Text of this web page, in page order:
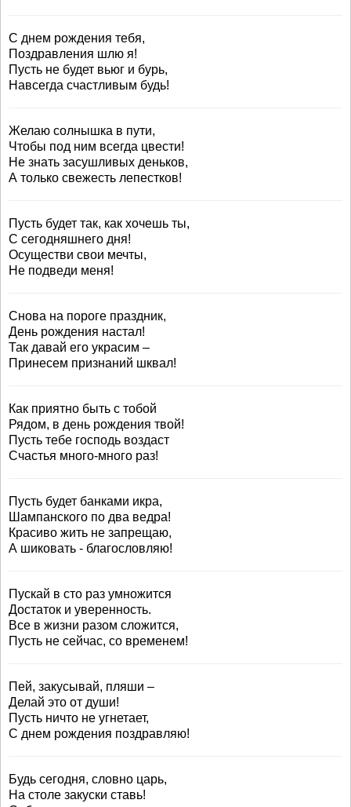
С днем рождения тебя,
Поздравления шлю я!
Пусть не будет вьюг и бурь,
Навсегда счастливым будь!
Желаю солнышка в пути,
Чтобы под ним всегда цвести!
Не знать засушливых деньков,
А только свежесть лепестков!
Пусть будет так, как хочешь ты,
С сегодняшнего дня!
Осуществи свои мечты,
Не подведи меня!
Снова на пороге праздник,
День рождения настал!
Так давай его украсим –
Принесем признаний шквал!
Как приятно быть с тобой
Рядом, в день рождения твой!
Пусть тебе господь воздаст
Счастья много-много раз!
Пусть будет банками икра,
Шампанского по два ведра!
Красиво жить не запрещаю,
А шиковать - благословляю!
Пускай в сто раз умножится
Достаток и уверенность.
Все в жизни разом сложится,
Пусть не сейчас, со временем!
Пей, закусывай, пляши –
Делай это от души!
Пусть ничто не угнетает,
С днем рождения поздравляю!
Будь сегодня, словно царь,
На столе закуски ставь!